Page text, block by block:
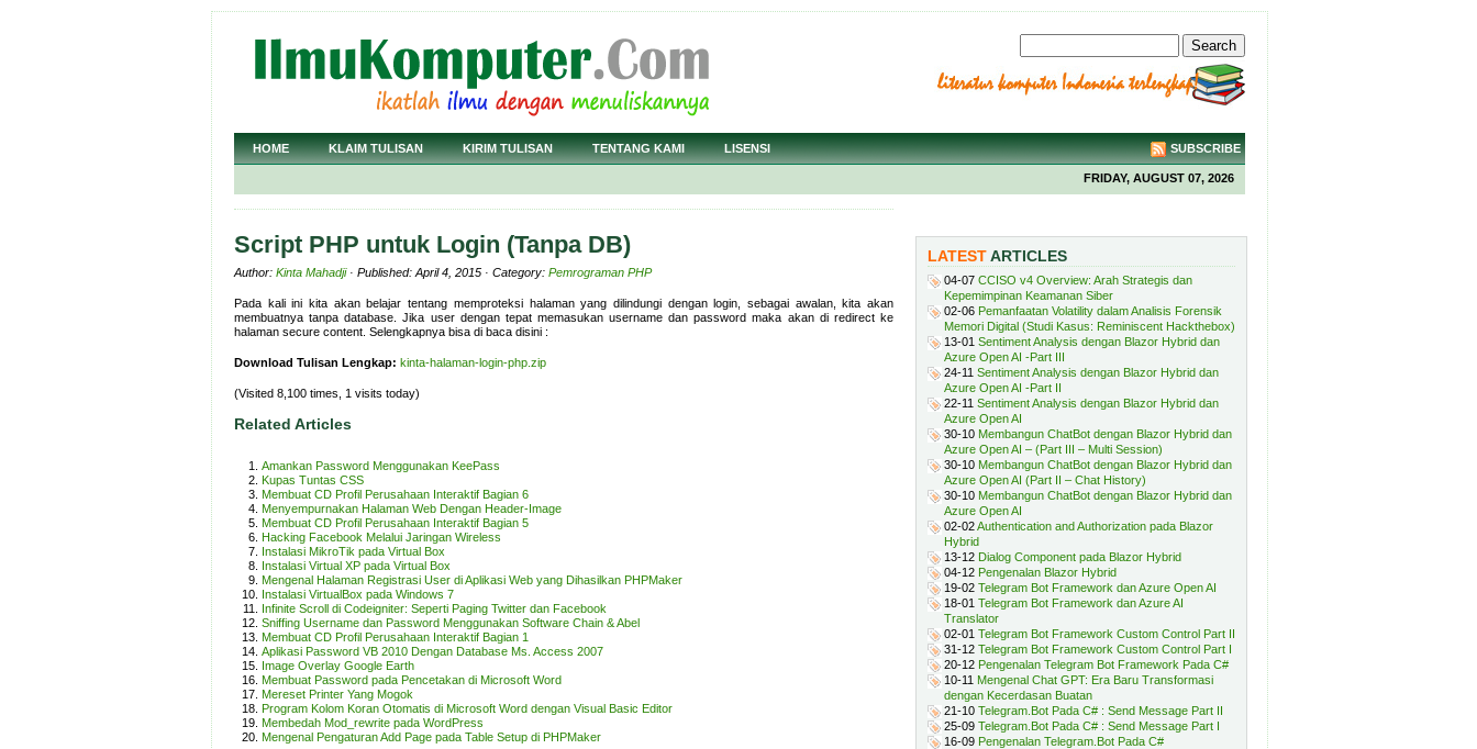
HOME KLAIM TULISAN KIRIM TULISAN TENTANG KAMI LISENSI SUBSCRIBE
FRIDAY, AUGUST 07, 2026
Script PHP untuk Login (Tanpa DB)
Author: Kinta Mahadji· Published: April 4, 2015 · Category: Pemrograman PHP
Pada kali ini kita akan belajar tentang memproteksi halaman yang dilindungi dengan login, sebagai awalan, kita akan
membuatnya tanpa database. Jika user dengan tepat memasukan username dan password maka akan di redirect ke
halaman secure content. Selengkapnya bisa di baca disini :
Download Tulisan Lengkap: kinta-halaman-login-php.zip
(Visited 8,100 times, 1 visits today)
Related Articles
Amankan Password Menggunakan KeePass
Kupas Tuntas CSS
Membuat CD Profil Perusahaan Interaktif Bagian 6
Menyempurnakan Halaman Web Dengan Header-Image
Membuat CD Profil Perusahaan Interaktif Bagian 5
Hacking Facebook Melalui Jaringan Wireless
Instalasi MikroTik pada Virtual Box
Instalasi Virtual XP pada Virtual Box
Mengenal Halaman Registrasi User di Aplikasi Web yang Dihasilkan PHPMaker
Instalasi VirtualBox pada Windows 7
Infinite Scroll di Codeigniter: Seperti Paging Twitter dan Facebook
Sniffing Username dan Password Menggunakan Software Chain & Abel
Membuat CD Profil Perusahaan Interaktif Bagian 1
Aplikasi Password VB 2010 Dengan Database Ms. Access 2007
Image Overlay Google Earth
Membuat Password pada Pencetakan di Microsoft Word
Mereset Printer Yang Mogok
Program Kolom Koran Otomatis di Microsoft Word dengan Visual Basic Editor
Membedah Mod_rewrite pada WordPress
Mengenal Pengaturan Add Page pada Table Setup di PHPMaker
LATESTARTICLES
04-07 CCISO v4 Overview: Arah Strategis dan
Kepemimpinan Keamanan Siber
02-06 Pemanfaatan Volatility dalam Analisis Forensik
Memori Digital (Studi Kasus: Reminiscent Hackthebox)
13-01 Sentiment Analysis dengan Blazor Hybrid dan
Azure Open AI -Part III
24-11 Sentiment Analysis dengan Blazor Hybrid dan
Azure Open AI -Part II
22-11 Sentiment Analysis dengan Blazor Hybrid dan
Azure Open AI
30-10 Membangun ChatBot dengan Blazor Hybrid dan
Azure Open AI – (Part III – Multi Session)
30-10 Membangun ChatBot dengan Blazor Hybrid dan
Azure Open AI (Part II – Chat History)
30-10 Membangun ChatBot dengan Blazor Hybrid dan
Azure Open AI
02-02Authentication and Authorization pada Blazor
Hybrid
13-12 Dialog Component pada Blazor Hybrid
04-12 Pengenalan Blazor Hybrid
19-02 Telegram Bot Framework dan Azure Open AI
18-01 Telegram Bot Framework dan Azure AI
Translator
02-01 Telegram Bot Framework Custom Control Part II
31-12 Telegram Bot Framework Custom Control Part I
20-12 Pengenalan Telegram Bot Framework Pada C#
10-11 Mengenal Chat GPT: Era Baru Transformasi
dengan Kecerdasan Buatan
21-10 Telegram.Bot Pada C# : Send Message Part II
25-09 Telegram.Bot Pada C# : Send Message Part I
16-09 Pengenalan Telegram.Bot Pada C#